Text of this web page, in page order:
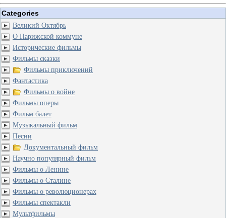
Categories
Великий Октябрь
О Парижской коммуне
Исторические фильмы
Фильмы сказки
Фильмы приключений
Фантастика
Фильмы о войне
Фильмы оперы
Фильм балет
Музыкальный фильм
Песни
Документальный фильм
Научно популярный фильм
Фильмы о Ленине
Фильмы о Сталине
Фильмы о революционерах
Фильмы спектакли
Мультфильмы